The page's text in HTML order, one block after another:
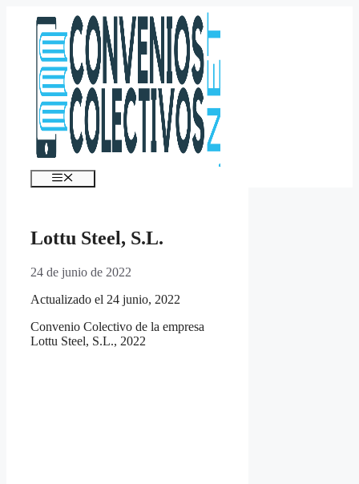
contenido
Menú
Lottu Steel, S.L.
24 de junio de 2022
Actualizado el 24 junio, 2022
Convenio Colectivo de la empresa
Lottu Steel, S.L., 2022